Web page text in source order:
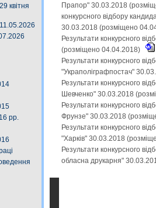
квітня
рр.
Прапор" 30.03.2018
конкурсного відбору
30.03.2018 (розміщено
Результати конкурсного
(розміщено 04.04.2018)
Результати конкурсного
"Украполіграфпостач"
Результати конкурсного
Шевченко" 30.03.2018
Результати конкурсного
Фрунзе" 30.03.2018
Результати конкурсного
"Харків" 30.03.2018
Результати конкурсного
обласна друкарня"